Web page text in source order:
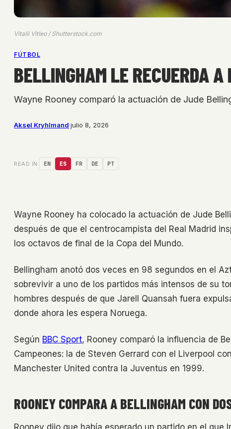
Vitalii Vitleo / Shutterstock.com
FÚTBOL
BELLINGHAM LE RECUERDA
Wayne Rooney comparó la actuación de Jude
Aksel Kryhlmand·julio 8, 2026
READ IN: EN ES FR DE PT
Wayne Rooney ha colocado la actuación de Jude
después de que el centrocampista del Real Madrid
los octavos de final de la Copa del Mundo.
Bellingham anotó dos veces en 98 segundos en el
sobrevivir a uno de los partidos más intensos de su
hombres después de que Jarell Quansah fuera
donde ahora les espera Noruega.
Según BBC Sport, Rooney comparó la influencia de
Campeones: la de Steven Gerrard con el Liverpool
Manchester United contra la Juventus en 1999.
ROONEY COMPARA A BELLINGHAM CON